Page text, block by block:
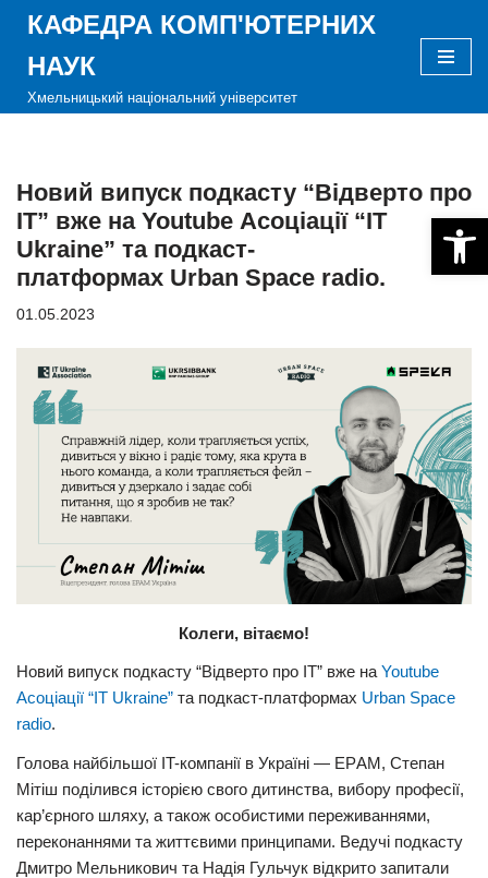
Перейти
вмісту
КАФЕДРА КОМП'ЮТЕРНИХ
НАУК
Хмельницький національний університет
Новий випуск подкасту “Відверто про
IT” вже на Youtube Асоціації “IT
Ukraine” та подкаст-
платформах Urban Space radio.
01.05.2023
Колеги, вітаємо!
Новий випуск подкасту “Відверто про IT” вже на Youtube
Асоціації “IT Ukraine” та подкаст-платформах Urban Space
radio.
Голова найбільшої IT-компанії в Україні — ЕPАМ, Степан
Мітіш поділився історією свого дитинства, вибору професії,
кар’єрного шляху, а також особистими переживаннями,
переконаннями та життєвими принципами. Ведучі подкасту
Дмитро Мельникович та Надія Гульчук відкрито запитали